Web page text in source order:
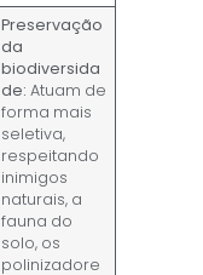
Preservação
da
biodiversida
de: Atuam de
forma mais
seletiva,
respeitando
inimigos
naturais, a
fauna do
solo, os
polinizadore